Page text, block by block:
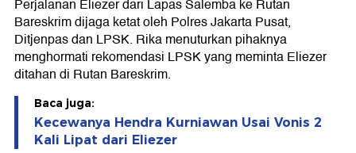
Perjalanan Eliezer dari Lapas Salemba ke Rutan
Bareskrim dijaga ketat oleh Polres Jakarta Pusat,
Ditjenpas dan LPSK. Rika menuturkan pihaknya
menghormati rekomendasi LPSK yang meminta Eliezer
ditahan di Rutan Bareskrim.
Baca juga:
Kecewanya Hendra Kurniawan Usai Vonis 2
Kali Lipat dari Eliezer